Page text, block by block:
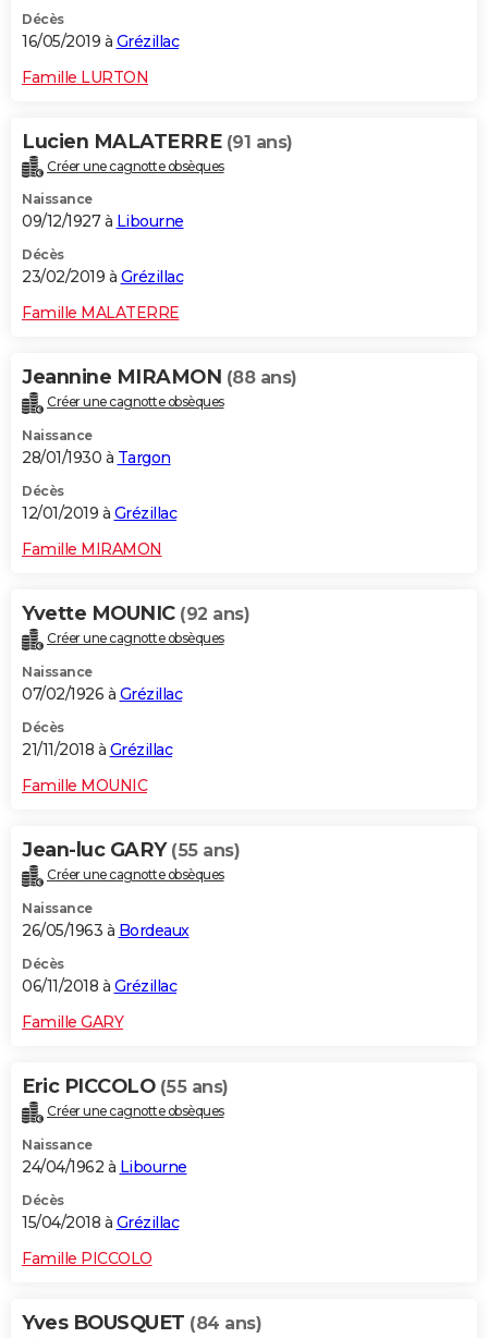
Décès
16/05/2019 à Grézillac
Famille LURTON
Lucien MALATERRE (91 ans)
Créer une cagnotte obsèques
Naissance
09/12/1927 à Libourne
Décès
23/02/2019 à Grézillac
Famille MALATERRE
Jeannine MIRAMON (88 ans)
Créer une cagnotte obsèques
Naissance
28/01/1930 à Targon
Décès
12/01/2019 à Grézillac
Famille MIRAMON
Yvette MOUNIC (92 ans)
Créer une cagnotte obsèques
Naissance
07/02/1926 à Grézillac
Décès
21/11/2018 à Grézillac
Famille MOUNIC
Jean-luc GARY (55 ans)
Créer une cagnotte obsèques
Naissance
26/05/1963 à Bordeaux
Décès
06/11/2018 à Grézillac
Famille GARY
Eric PICCOLO (55 ans)
Créer une cagnotte obsèques
Naissance
24/04/1962 à Libourne
Décès
15/04/2018 à Grézillac
Famille PICCOLO
Yves BOUSQUET (84 ans)